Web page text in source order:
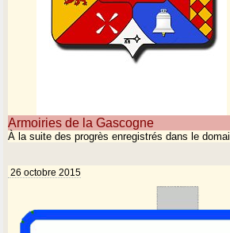
Armoiries de la Gascogne
À la suite des progrès enregistrés dans le
26 octobre 2015